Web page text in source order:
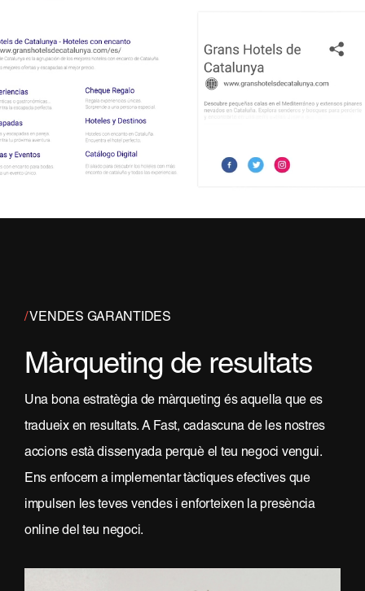
/VENDES GARANTIDES
Màrqueting de resultats
Una bona estratègia de màrqueting és aquella que es
tradueix en resultats. A Fast, cadascuna de les nostres
accions està dissenyada perquè el teu negoci vengui.
Ens enfocem a implementar tàctiques efectives que
impulsen les teves vendes i enforteixen la presència
online del teu negoci.